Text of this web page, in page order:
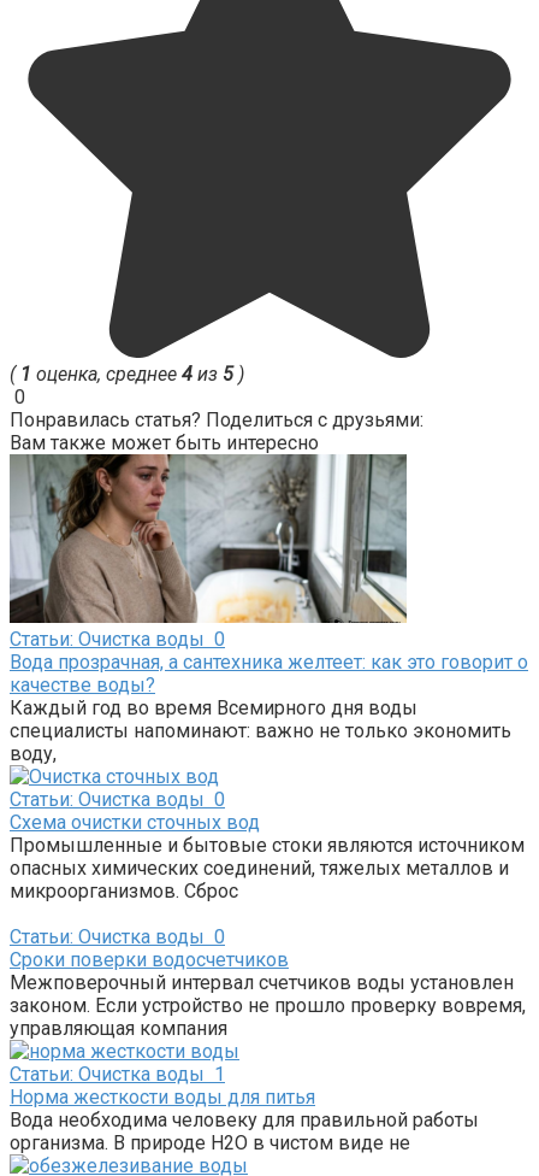
( 1 оценка, среднее 4 из 5)
0
Понравилась статья? Поделиться с друзьями:
Вам также может быть интересно
Статьи: Очистка воды 0
Вода прозрачная, а сантехника желтеет: как это говорит о
качестве воды?
Каждый год во время Всемирного дня воды
специалисты напоминают: важно не только экономить
воду,
Статьи: Очистка воды 0
Схема очистки сточных вод
Промышленные и бытовые стоки являются источником
опасных химических соединений, тяжелых металлов и
микроорганизмов. Сброс
Статьи: Очистка воды 0
Сроки поверки водосчетчиков
Межповерочный интервал счетчиков воды установлен
законом. Если устройство не прошло проверку вовремя,
управляющая компания
Статьи: Очистка воды 1
Норма жесткости воды для питья
Вода необходима человеку для правильной работы
организма. В природе H2O в чистом виде не